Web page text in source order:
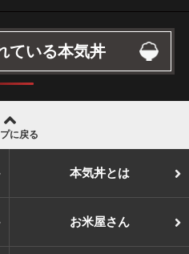
ている本気丼
プに戻る
本気丼とは
お米屋さん